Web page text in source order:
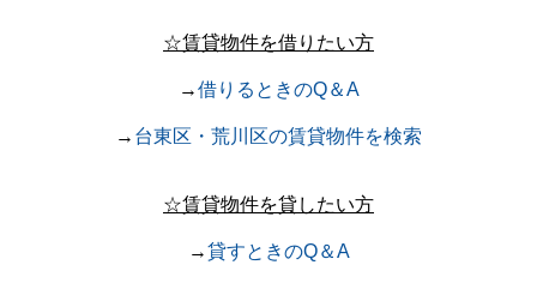
☆賃貸物件を借りたい方
→借りるときのQ＆A
→ 台東区・荒川区の賃貸物件を検索
☆賃貸物件を貸したい方
→貸すときのQ＆A